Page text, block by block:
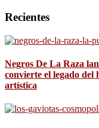
Recientes
Negros De La Raza
convierte el legado
artística